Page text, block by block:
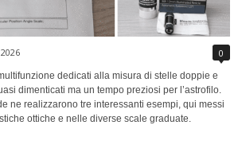
0
dedicati alla misura di stelle doppie e
dimenticati ma un tempo preziosi per l’astrofilo.
ne realizzarono tre interessanti esempi, qui messi
ottiche e nelle diverse scale graduate.